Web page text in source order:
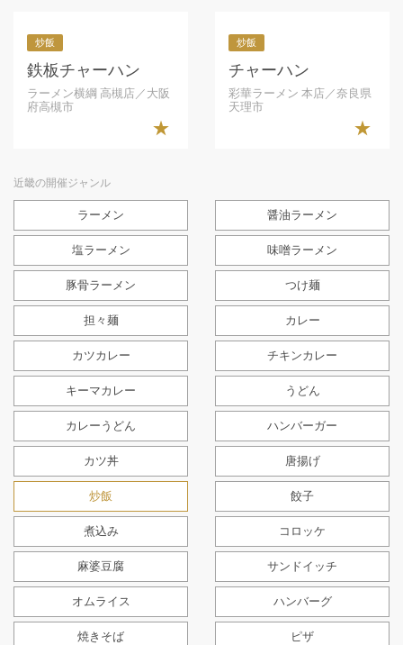
炒飯
鉄板チャーハン
ラーメン横綱 高槻店／大阪
府高槻市
★
炒飯
チャーハン
彩華ラーメン 本店／奈良県
天理市
★
近畿の開催ジャンル
ラーメン 醤油ラーメン
塩ラーメン 味噌ラーメン
豚骨ラーメン つけ麺
担々麺 カレー
カツカレー チキンカレー
キーマカレー うどん
カレーうどん ハンバーガー
カツ丼 唐揚げ
炒飯 餃子
煮込み コロッケ
麻婆豆腐 サンドイッチ
オムライス ハンバーグ
焼きそば ピザ